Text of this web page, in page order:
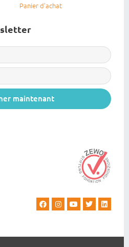
Panier d’achat
maintenant